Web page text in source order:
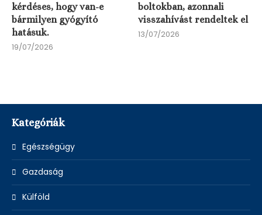
kérdéses, hogy van-e
bármilyen gyógyító
hatásuk.
19/07/2026
boltokban, azonnali
visszahívást rendeltek el
13/07/2026
Kategóriák
Egészségügy
Gazdaság
Külföld